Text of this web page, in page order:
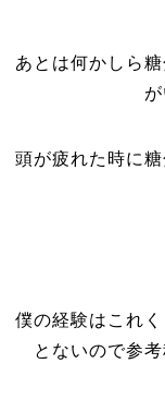
あとは何かしら
頭が疲れた時に
僕の経験はこれ
とないので参